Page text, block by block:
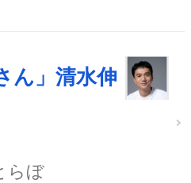
ん」清水伸
らぼ